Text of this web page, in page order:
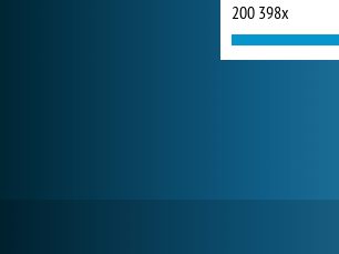
200 398x